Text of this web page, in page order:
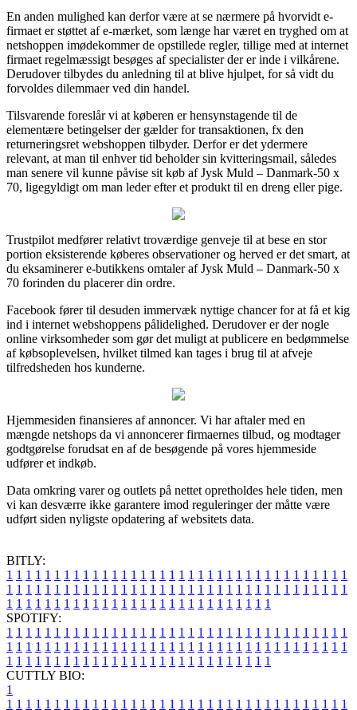
En anden mulighed kan derfor være at se nærmere på hvorvidt e-
firmaet er støttet af e-mærket, som længe har været en tryghed om at
netshoppen imødekommer de opstillede regler, tillige med at internet
firmaet regelmæssigt besøges af specialister der er inde i vilkårene.
Derudover tilbydes du anledning til at blive hjulpet, for så vidt du
forvoldes dilemmaer ved din handel.
Tilsvarende foreslår vi at køberen er hensynstagende til de
elementære betingelser der gælder for transaktionen, fx den
returneringsret webshoppen tilbyder. Derfor er det ydermere
relevant, at man til enhver tid beholder sin kvitteringsmail, således
man senere vil kunne påvise sit køb af Jysk Muld – Danmark-50 x
70, ligegyldigt om man leder efter et produkt til en dreng eller pige.
Trustpilot medfører relativt troværdige genveje til at bese en stor
portion eksisterende køberes observationer og herved er det smart, at
du eksaminerer e-butikkens omtaler af Jysk Muld – Danmark-50 x
70 forinden du placerer din ordre.
Facebook fører til desuden immervæk nyttige chancer for at få et kig
ind i internet webshoppens pålidelighed. Derudover er der nogle
online virksomheder som gør det muligt at publicere en bedømmelse
af købsoplevelsen, hvilket tilmed kan tages i brug til at afveje
tilfredsheden hos kunderne.
Hjemmesiden finansieres af annoncer. Vi har aftaler med en
mængde netshops da vi annoncerer firmaernes tilbud, og modtager
godtgørelse forudsat en af de besøgende på vores hjemmeside
udfører et indkøb.
Data omkring varer og outlets på nettet opretholdes hele tiden, men
vi kan desværre ikke garantere imod reguleringer der måtte være
udført siden nyligste opdatering af websitets data.
BITLY:
1 1 1 1 1 1 1 1 1 1 1 1 1 1 1 1 1 1 1 1 1 1 1 1 1 1 1 1 1 1 1 1 1 1 1 1
1 1 1 1 1 1 1 1 1 1 1 1 1 1 1 1 1 1 1 1 1 1 1 1 1 1 1 1 1 1 1 1 1 1 1 1
1 1 1 1 1 1 1 1 1 1 1 1 1 1 1 1 1 1 1 1 1 1 1 1 1 1 1 1
SPOTIFY:
1 1 1 1 1 1 1 1 1 1 1 1 1 1 1 1 1 1 1 1 1 1 1 1 1 1 1 1 1 1 1 1 1 1 1 1
1 1 1 1 1 1 1 1 1 1 1 1 1 1 1 1 1 1 1 1 1 1 1 1 1 1 1 1 1 1 1 1 1 1 1 1
1 1 1 1 1 1 1 1 1 1 1 1 1 1 1 1 1 1 1 1 1 1 1 1 1 1 1 1
CUTTLY BIO:
1
1 1 1 1 1 1 1 1 1 1 1 1 1 1 1 1 1 1 1 1 1 1 1 1 1 1 1 1 1 1 1 1 1 1 1 1